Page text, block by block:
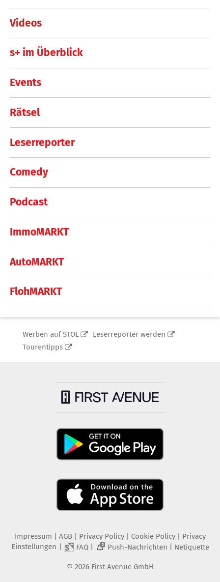
Videos
s+ im Überblick
Events
Rätsel
Leserreporter
Comedy
Podcast
ImmoMARKT
AutoMARKT
FlohMARKT
Werben auf STOL
Leserreporter werden
Tourentipps
Impressum | AGB | Privacy Policy| Cookie Policy| Privacy
Einstellungen | FAQ| 2 Push-Nachrichten | Netiquette
© 2026 First Avenue GmbH